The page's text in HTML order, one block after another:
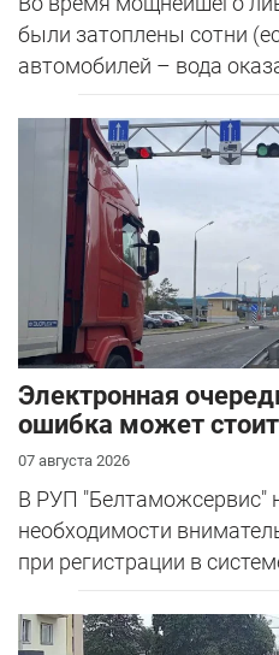
были затоплены сотни
автомобилей – вода
Электронная
ошибка может
07 августа 2026
В РУП "Белтаможсервис"
необходимости
при регистрации в